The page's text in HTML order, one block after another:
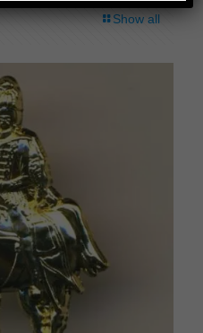
Show all